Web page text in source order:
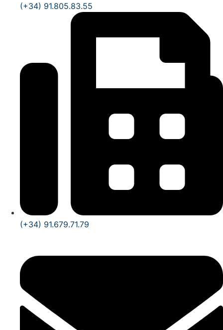
(+34) 91.805.83.55
(+34) 91.679.71.79